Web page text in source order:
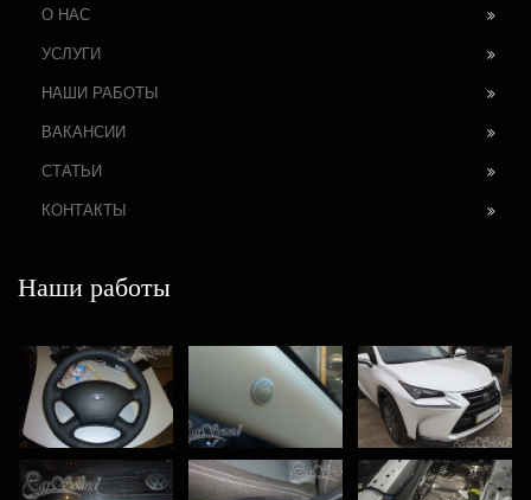
О НАС
УСЛУГИ
НАШИ РАБОТЫ
ВАКАНСИИ
СТАТЬИ
КОНТАКТЫ
Наши работы